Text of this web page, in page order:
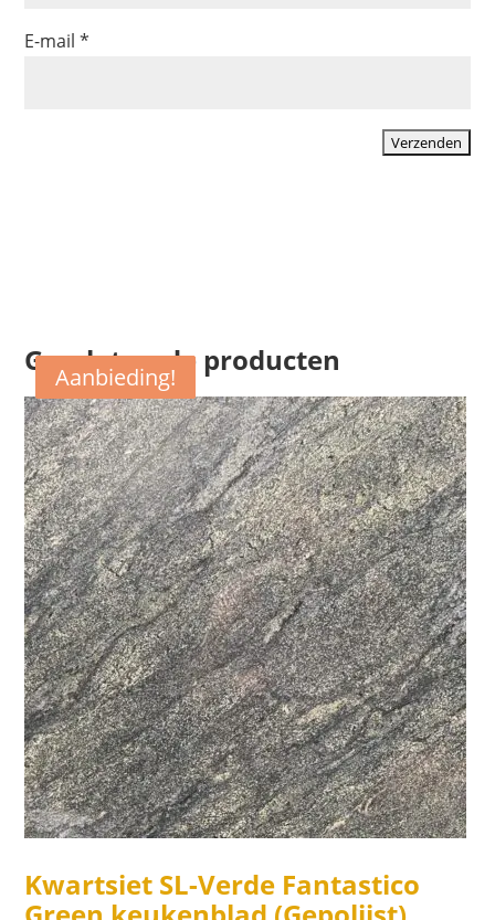
E-mail*
Gerelateerde producten
Aanbieding!
Kwartsiet SL-Verde Fantastico
Aanbieding!
Aanbieding!